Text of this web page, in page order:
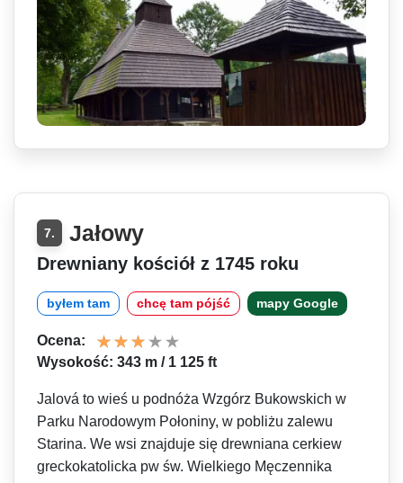
7. Jałowy
Drewniany kościół z 1745 roku
byłem tam chcę tam pójść mapy Google
Ocena:
Wysokość: 343 m / 1 125 ft
Jalová to wieś u podnóża Wzgórz Bukowskich w
Parku Narodowym Połoniny, w pobliżu zalewu
Starina. We wsi znajduje się drewniana cerkiew
greckokatolicka pw św. Wielkiego Męczennika